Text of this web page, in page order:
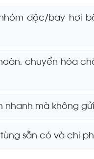
độc/bay hơi
chuyển hóa
mà không
sẵn có và chi